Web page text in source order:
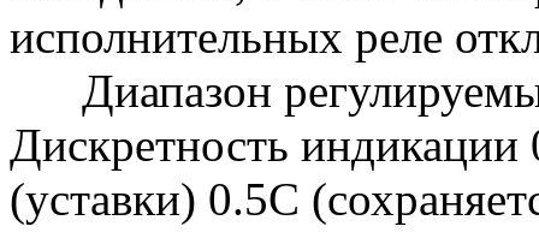
исполнительных реле
Диапазон
Дискретность индикации
(уставки) 0.5С